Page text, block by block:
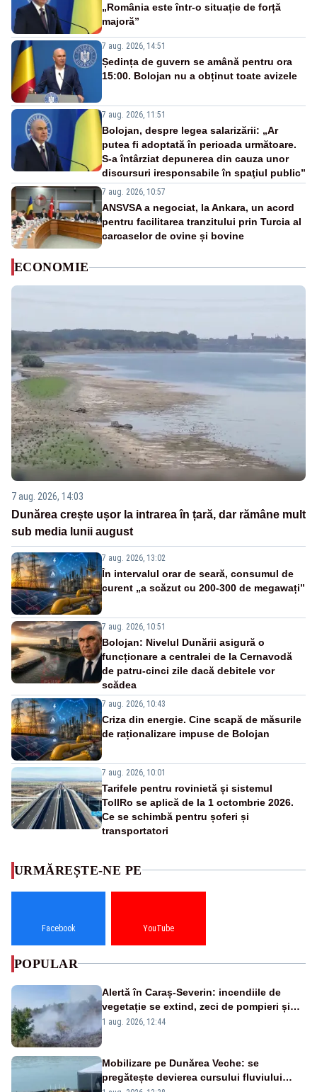
„România este într-o situație de forță
majoră”
7 aug. 2026, 14:51
Ședința de guvern se amână pentru ora
15:00. Bolojan nu a obținut toate avizele
7 aug. 2026, 11:51
Bolojan, despre legea salarizării: „Ar
putea fi adoptată în perioada următoare.
S-a întârziat depunerea din cauza unor
discursuri iresponsabile în spaţiul public”
7 aug. 2026, 10:57
ANSVSA a negociat, la Ankara, un acord
pentru facilitarea tranzitului prin Turcia al
carcaselor de ovine și bovine
ECONOMIE
7 aug. 2026, 14:03
Dunărea crește ușor la intrarea în țară, dar rămâne mult
sub media lunii august
7 aug. 2026, 13:02
În intervalul orar de seară, consumul de
curent „a scăzut cu 200-300 de megawați”
7 aug. 2026, 10:51
Bolojan: Nivelul Dunării asigură o
funcționare a centralei de la Cernavodă
de patru-cinci zile dacă debitele vor
scădea
7 aug. 2026, 10:43
Criza din energie. Cine scapă de măsurile
de raționalizare impuse de Bolojan
7 aug. 2026, 10:01
Tarifele pentru rovinietă și sistemul
TollRo se aplică de la 1 octombrie 2026.
Ce se schimbă pentru șoferi și
transportatori
URMĂREȘTE-NE PE
Facebook YouTube
POPULAR
Alertă în Caraș-Severin: incendiile de
vegetație se extind, zeci de pompieri și
silvicultori se luptă cu flăcările - VIDEO
1 aug. 2026, 12:44
Mobilizare pe Dunărea Veche: se
pregătește devierea cursului fluviului